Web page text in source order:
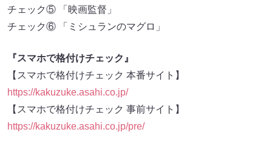
チェック⑤ 「映画監督」
チェック⑥ 「ミシュランのマグロ」
『スマホで格付けチェック』
【スマホで格付けチェック 本番サイト】
https://kakuzuke.asahi.co.jp/
【スマホで格付けチェック 事前サイト】
https://kakuzuke.asahi.co.jp/pre/